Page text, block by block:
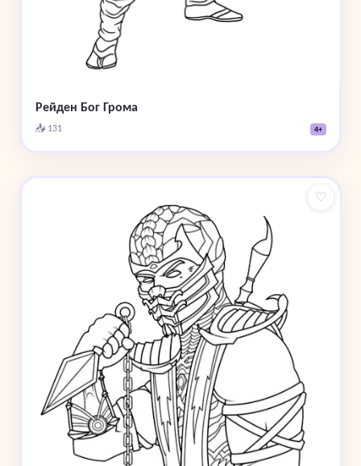
Рейден Бог Грома
📥 131 4+
♡